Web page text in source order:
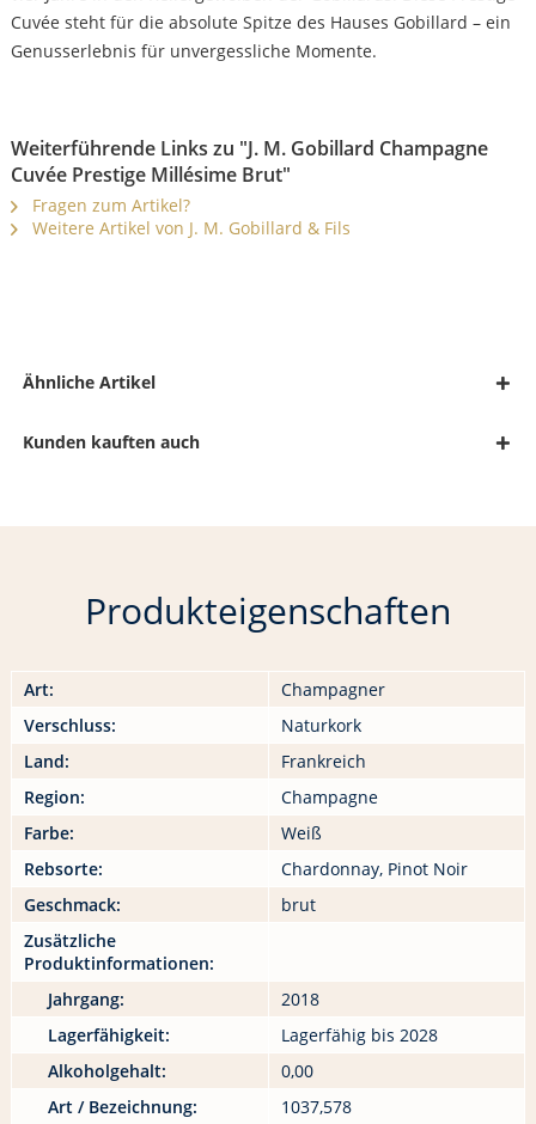
Cuvée steht für die absolute Spitze des Hauses Gobillard – ein
Genusserlebnis für unvergessliche Momente.
Weiterführende Links zu "J. M. Gobillard Champagne
Cuvée Prestige Millésime Brut"
Fragen zum Artikel?
Weitere Artikel von J. M. Gobillard & Fils
Ähnliche Artikel
Kunden kauften auch
Produkteigenschaften
Art:
Champagner
Verschluss:
Naturkork
Land:
Frankreich
Region:
Champagne
Farbe:
Weiß
Rebsorte:
Chardonnay, Pinot Noir
Geschmack:
brut
Zusätzliche
Produktinformationen:
Jahrgang:
2018
Lagerfähigkeit:
Lagerfähig bis 2028
Alkoholgehalt:
0,00
Art / Bezeichnung:
1037,578